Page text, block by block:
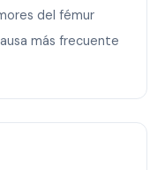
del fémur
más frecuente